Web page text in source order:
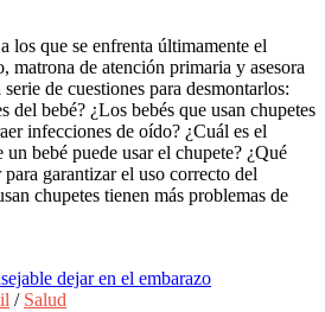
los que se enfrenta últimamente el
matrona de atención primaria y asesora
de cuestiones para desmontarlos:
del bebé? ¿Los bebés que usan chupetes
infecciones de oído? ¿Cuál es el
bebé puede usar el chupete? ¿Qué
garantizar el uso correcto del
chupetes tienen más problemas de
/ Salud